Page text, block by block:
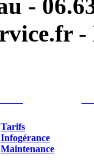
-
-
Tarifs
Infogérance
Maintenance